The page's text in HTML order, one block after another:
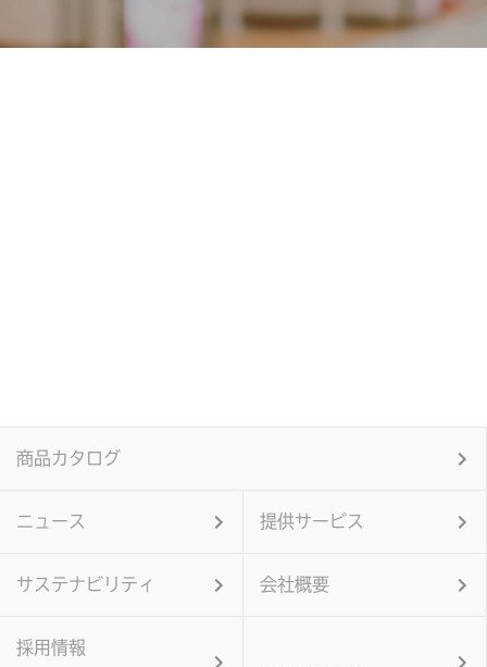
商品カタログ
ニュース 提供サービス
サステナビリティ 会社概要
採用情報